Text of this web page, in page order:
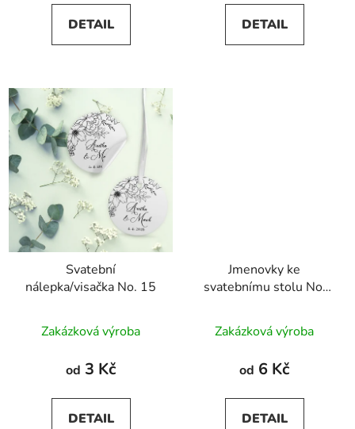
5,0
z
DETAIL DETAIL
Svatební
nálepka/visačka No. 15
Zakázková výroba
od 3 Kč
DETAIL
Jmenovky ke
svatebnímu stolu No.
Zakázková výroba
od 6 Kč
DETAIL